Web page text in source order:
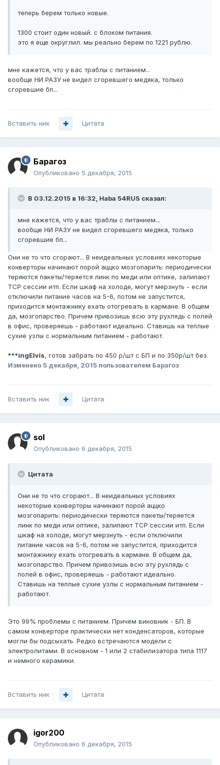
теперь берем только новые.
1300 стоит один новый. с блоком питания.
это я еще округлил. мы реально берем по 1221 рублю.
мне кажется, что у вас траблы с питанием...
вообще НИ РАЗУ не видел сгоревшего медяка, только
сгоревшие бп...
Вставить ник Цитата
Барагоз
Опубликовано 5 декабря, 2015
В 03.12.2015 в 16:32, Haba 54RUS сказал:
мне кажется, что у вас траблы с питанием...
вообще НИ РАЗУ не видел сгоревшего медяка, только
сгоревшие бп...
Они не то что сгорают... В неидеальных условиях некоторые
конверторы начинают порой аццко мозгопарить: периодически
теряются пакеты/теряется линк по меди или оптике, залипают
TCP сессии итп. Если шкаф на холоде, могут мерзнуть - если
отключили питание часов на 5-6, потом не запустится,
приходится монтажнику ехать отогревать в кармане. В общем
да, мозгопарство. Причем привозишь всю эту рухлядь с полей
в офис, проверяешь - работают идеально. Ставишь на теплые
сухие узлы с нормальным питанием - работают.
***ingElvis, готов забрать по 450 р/шт с БП и по 350р/шт без.
Изменено 5 декабря, 2015 пользователем Барагоз
Вставить ник Цитата
sol
Опубликовано 6 декабря, 2015
Цитата
Они не то что сгорают... В неидеальных условиях
некоторые конверторы начинают порой аццко
мозгопарить: периодически теряются пакеты/теряется
линк по меди или оптике, залипают TCP сессии итп. Если
шкаф на холоде, могут мерзнуть - если отключили
питание часов на 5-6, потом не запустится, приходится
монтажнику ехать отогревать в кармане. В общем да,
мозгопарство. Причем привозишь всю эту рухлядь с
полей в офис, проверяешь - работают идеально.
Ставишь на теплые сухие узлы с нормальным питанием -
работают.
Это 99% проблемы с питанием. Причём виновник - БП. В
самом конверторе практически нет конденсаторов, которые
могли бы подсыхать. Редко встречаются модели с
электролитами. В основном - 1 или 2 стабилизатора типа 1117
и немного керамики.
Вставить ник Цитата
igor200
Опубликовано 6 декабря, 2015